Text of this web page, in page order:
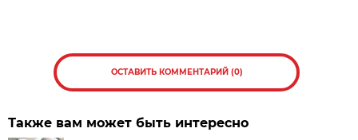
ОСТАВИТЬ КОММЕНТАРИЙ (0)
Также вам может быть интересно